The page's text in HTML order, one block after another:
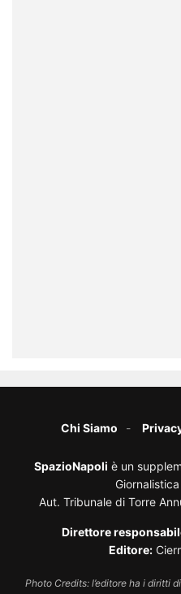
Chi Siamo
SpazioNapoli è un
Aut. Tribunale di Torre
Direttore
Editore:
Photo Credits: l’editore ha i diritti